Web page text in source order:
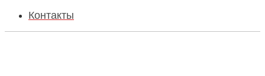
Контакты